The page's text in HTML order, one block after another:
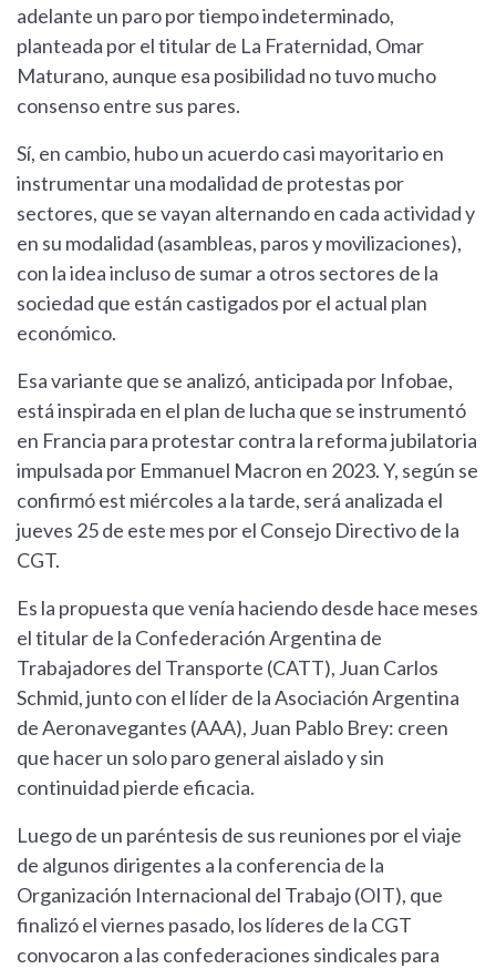
adelante un paro por tiempo indeterminado,
planteada por el titular de La Fraternidad, Omar
Maturano, aunque esa posibilidad no tuvo mucho
consenso entre sus pares.
Sí, en cambio, hubo un acuerdo casi mayoritario en
instrumentar una modalidad de protestas por
sectores, que se vayan alternando en cada actividad y
en su modalidad (asambleas, paros y movilizaciones),
con la idea incluso de sumar a otros sectores de la
sociedad que están castigados por el actual plan
económico.
Esa variante que se analizó, anticipada por Infobae,
está inspirada en el plan de lucha que se instrumentó
en Francia para protestar contra la reforma jubilatoria
impulsada por Emmanuel Macron en 2023. Y, según se
confirmó est miércoles a la tarde, será analizada el
jueves 25 de este mes por el Consejo Directivo de la
CGT.
Es la propuesta que venía haciendo desde hace meses
el titular de la Confederación Argentina de
Trabajadores del Transporte (CATT), Juan Carlos
Schmid, junto con el líder de la Asociación Argentina
de Aeronavegantes (AAA), Juan Pablo Brey: creen
que hacer un solo paro general aislado y sin
continuidad pierde eficacia.
Luego de un paréntesis de sus reuniones por el viaje
de algunos dirigentes a la conferencia de la
Organización Internacional del Trabajo (OIT), que
finalizó el viernes pasado, los líderes de la CGT
convocaron a las confederaciones sindicales para